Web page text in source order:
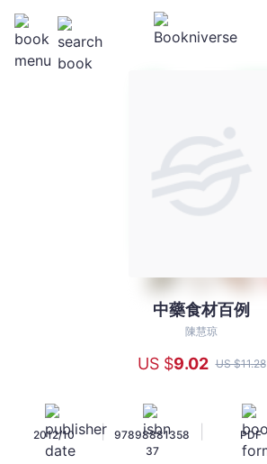
中藥食材百例
陳慧琼
US $9.02 US $11.28
2012/10 |
97898881358
37
PDF